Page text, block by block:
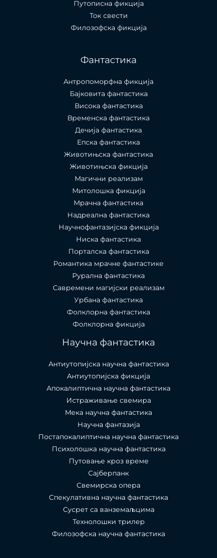
Путописна фикција
Ток свести
Филозофска фикција
Фантастика
Антропоморфна фикција
Бајковита фантастика
Висока фантастика
Временска фантастика
Дечија фантастика
Епска фантастика
Животињска фантастика
Животињска фикција
Магични реализам
Митолошка фикција
Мрачна фантастика
Надреална фантастика
Научнофантазијска фикција
Ниска фантастика
Порталска фантастика​
Романтика мрачне фантастике
Рурална фантастика
Савремени магијски реализам
Урбана фантастика
Фолклорна фантастика
Фолклорна фикција
Научна фантастика
Антиутопијска научна фантастика
Антиутопијска фикција
Апокалиптична научна фантастика
Истраживање свемира
Мека научна фантастика
Научна фантазија
Постапокалиптична научна фантастика
Психолошка научна фантастика
Путовање кроз време
Сајберпанк
Свемирска опера
Спекулативна научна фантастика
Сусрет са ванземаљцима
Технолошки трилер
Филозофска научна фантастика